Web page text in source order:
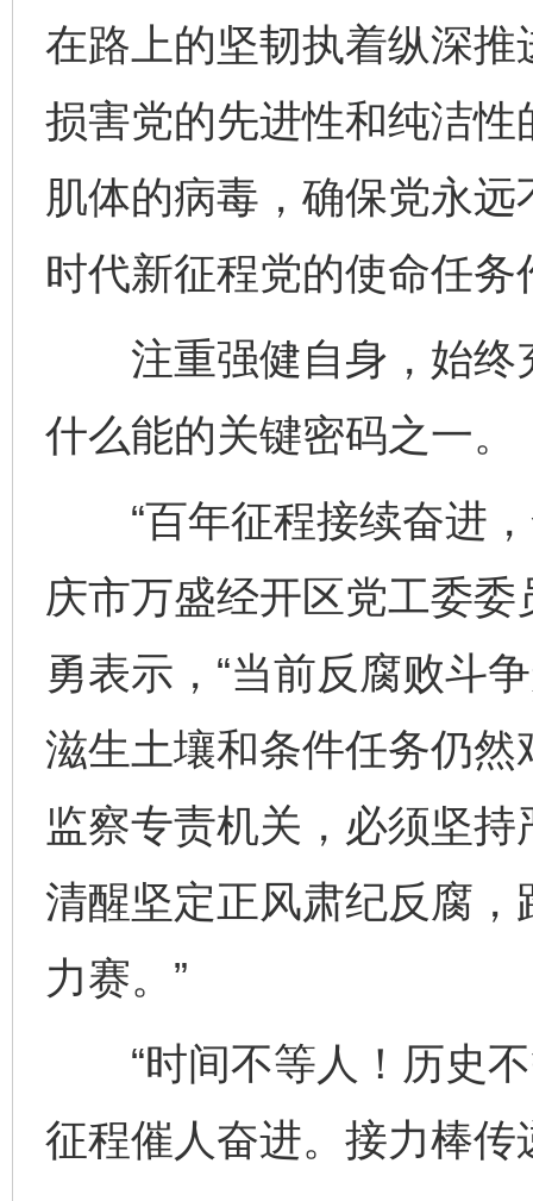
在路上的坚韧执着纵深
损害党的先进性和纯洁
肌体的病毒，确保党永
时代新征程党的使命任
注重强健自身，始终
什么能的关键密码之一。
“百年征程接续奋进，
庆市万盛经开区党工委
勇表示，“当前反腐败斗
滋生土壤和条件任务仍
监察专责机关，必须坚
清醒坚定正风肃纪反腐
力赛。”
“时间不等人！历史不
征程催人奋进。接力棒